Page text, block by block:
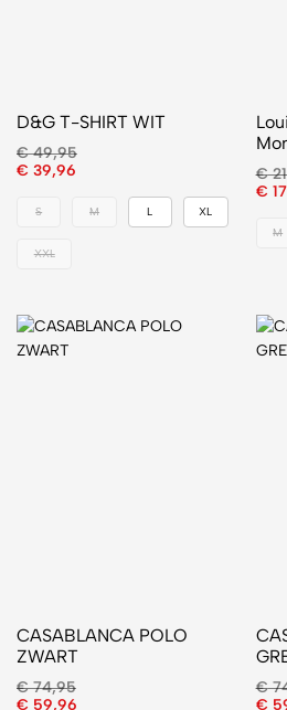
D&G T-SHIRT WIT
€49,95
€ 39,96
S M L XL
XXL
€
€
M
CASABLANCA POLO
ZWART
€74,95
€ 59,96
€
€